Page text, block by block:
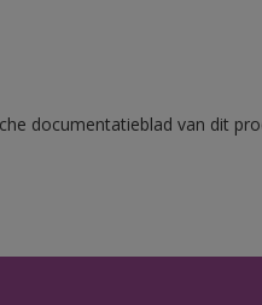
documentatieblad van dit